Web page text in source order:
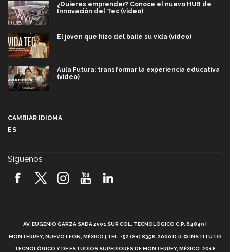
¿Quieres emprender? Conoce el nuevo HUB de
Innovación del Tec (video)
El joven que hizo del baile su vida (video)
Aula Futura: transformar la experiencia educativa
(video)
2026! (video)
¿Cómo es el Modelo Educativo Tec? (video)
CAMBIAR IDIOMA
ES
Síguenos
AV. EUGENIO GARZA SADA 2501 SUR COL. TECNOLÓGICO C.P. 64849 |
MONTERREY, NUEVO LEÓN, MÉXICO | TEL. +52 (81) 8358-2000 D.R.© INSTITUTO
TECNOLÓGICO Y DE ESTUDIOS SUPERIORES DE MONTERREY, MÉXICO. 2018